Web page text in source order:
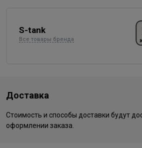
S-tank
Все товары бренда
Доставка
Стоимость и способы доставки будут
оформлении заказа.